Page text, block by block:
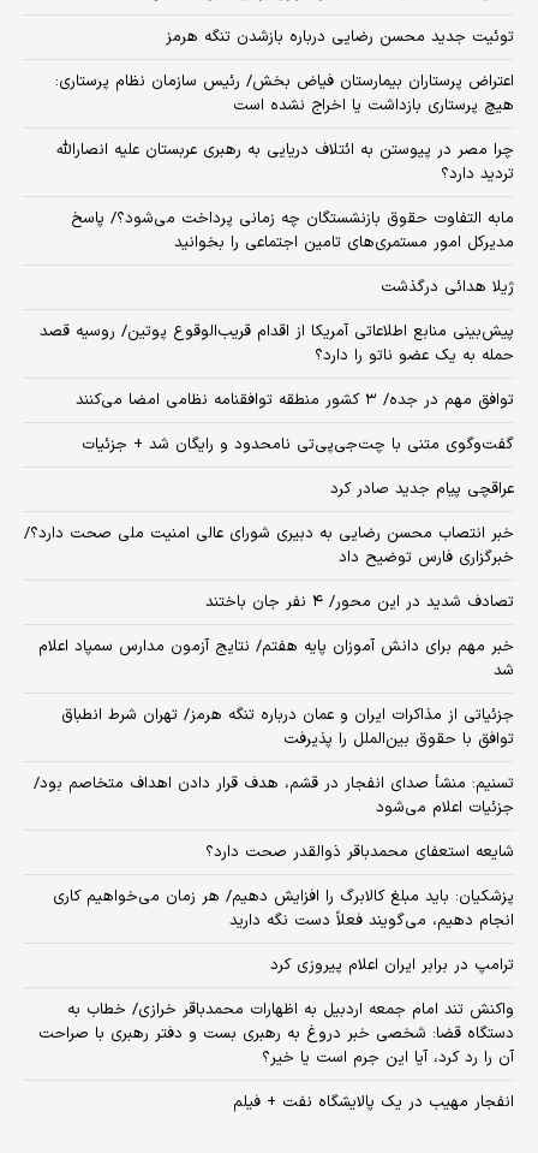
توئیت جدید محسن رضایی درباره بازشدن تنگه هرمز
اعتراض پرستاران بیمارستان فیاض بخش/ رئیس سازمان نظام پرستاری:
هیچ پرستاری بازداشت یا اخراج نشده است
چرا مصر در پیوستن به ائتلاف دریایی به رهبری عربستان علیه انصارالله
تردید دارد؟
مابه التفاوت حقوق بازنشستگان چه زمانی پرداخت می‌شود؟/ پاسخ
مدیرکل امور مستمری‌های تامین اجتماعی را بخوانید
ژیلا هدائی درگذشت
پیش‌بینی منابع اطلاعاتی آمریکا از اقدام قریب‌الوقوع پوتین/ روسیه قصد
حمله به یک عضو ناتو را دارد؟
توافق مهم در جده/ ۳ کشور منطقه توافقنامه نظامی امضا می‌کنند
گفت‌وگوی متنی با چت‌جی‌پی‌تی نامحدود و رایگان شد + جزئیات
عراقچی پیام جدید صادر کرد
خبر انتصاب محسن رضایی به دبیری شورای عالی امنیت ملی صحت دارد؟/
خبرگزاری فارس توضیح داد
تصادف شدید در این محور/ ۴ نفر جان باختند
خبر مهم برای دانش آموزان پایه هفتم/ نتایج آزمون مدارس سمپاد اعلام
شد
جزئیاتی از مذاکرات ایران و عمان درباره تنگه هرمز/ تهران شرط انطباق
توافق با حقوق بین‌الملل را پذیرفت
تسنیم: منشأ صدای انفجار در قشم، هدف قرار دادن اهداف متخاصم بود/
جزئیات اعلام می‌شود
شایعه استعفای محمدباقر ذوالقدر صحت دارد؟
پزشکیان: باید مبلغ کالابرگ را افزایش دهیم/ هر زمان می‌خواهیم کاری
انجام دهیم، می‌گویند فعلاً دست نگه دارید
ترامپ در برابر ایران اعلام پیروزی کرد
واکنش تند امام جمعه اردبیل به اظهارات محمدباقر خرازی/ خطاب به
دستگاه قضا: شخصی خبر دروغ به رهبری بست و دفتر رهبری با صراحت
آن را رد کرد، آیا این جرم است یا خیر؟
انفجار مهیب در یک پالایشگاه نفت + فیلم